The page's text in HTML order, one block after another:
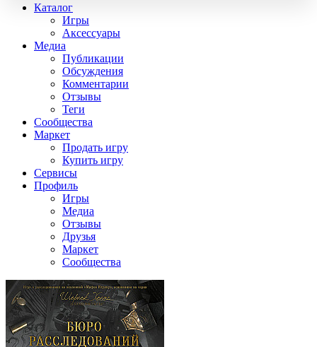
Каталог
Игры
Аксессуары
Медиа
Публикации
Обсуждения
Комментарии
Отзывы
Теги
Сообщества
Маркет
Продать игру
Купить игру
Сервисы
Профиль
Игры
Медиа
Отзывы
Друзья
Маркет
Сообщества